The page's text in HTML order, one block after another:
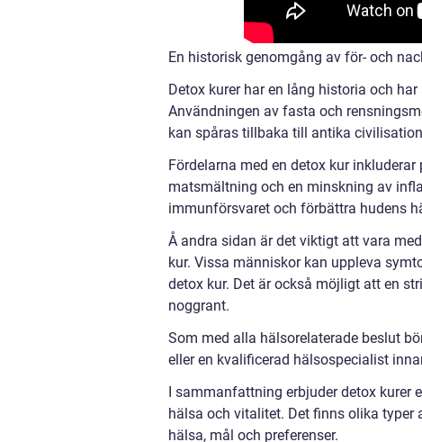
En historisk genomgång av för- och
Detox kurer har en lång historia och
Användningen av fasta och
kan spåras tillbaka till antika
Fördelarna med en detox kur
matsmältning och en minskning av
immunförsvaret och förbättra hudens
Å andra sidan är det viktigt att vara
kur. Vissa människor kan uppleva
detox kur. Det är också möjligt att en
noggrant.
Som med alla hälsorelaterade beslut
eller en kvalificerad hälsospecialist
I sammanfattning erbjuder detox
hälsa och vitalitet. Det finns olika typer
hälsa, mål och preferenser.